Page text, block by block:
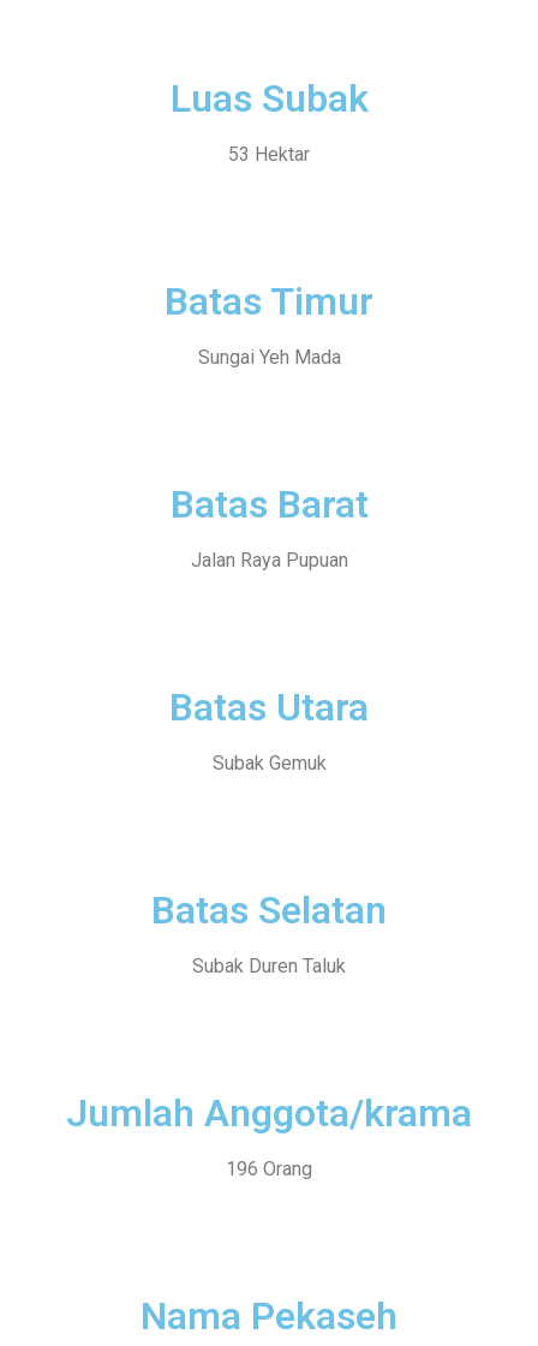
Luas Subak
53 Hektar
Batas Timur
Sungai Yeh Mada
Batas Barat
Jalan Raya Pupuan
Batas Utara
Subak Gemuk
Batas Selatan
Subak Duren Taluk
Jumlah Anggota/krama
196 Orang
Nama Pekaseh